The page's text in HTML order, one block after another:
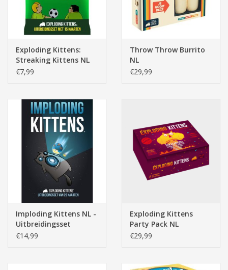
Exploding Kittens:
Streaking Kittens NL
Uitbreidingsset
€7,99
Throw Throw Burrito
NL
€29,99
Imploding Kittens NL -
Uitbreidingsset
€14,99
Exploding Kittens
Party Pack NL
€29,99